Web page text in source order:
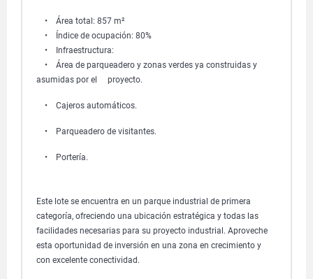
• Área total: 857 m²
• Índice de ocupación: 80%
• Infraestructura:
• Área de parqueadero y zonas verdes ya construidas y
asumidas por el proyecto.
• Cajeros automáticos.
• Parqueadero de visitantes.
• Portería.
Este lote se encuentra en un parque industrial de primera
categoría, ofreciendo una ubicación estratégica y todas las
facilidades necesarias para su proyecto industrial. Aproveche
esta oportunidad de inversión en una zona en crecimiento y
con excelente conectividad.